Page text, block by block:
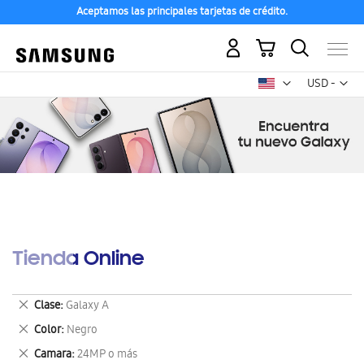
Aceptamos las principales tarjetas de crédito.
USD -
dólar
Mi carrito
Tienda Online
Clase Galaxy A
Eliminar
este
artículo
Color Negro
Eliminar
este
Camara 24MP o más
Eliminar